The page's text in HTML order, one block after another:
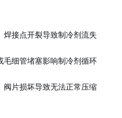
焊接点开裂导致制冷剂流失
毛细管堵塞影响制冷剂循环
阀片损坏导致无法正常压缩